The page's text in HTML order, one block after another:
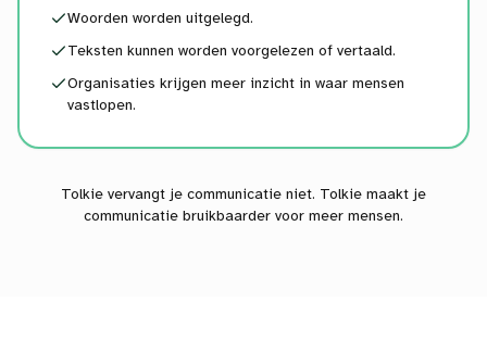
Woorden worden uitgelegd.
Teksten kunnen worden voorgelezen of vertaald.
Organisaties krijgen meer inzicht in waar mensen
vastlopen.
Tolkie vervangt je communicatie niet. Tolkie maakt je
communicatie bruikbaarder voor meer mensen.